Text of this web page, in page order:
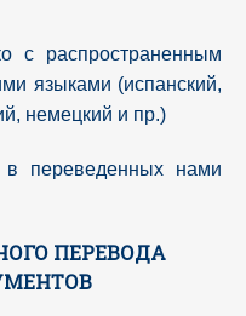
с распространенным
языками (испанский,
немецкий и пр.)
переведенных нами
ПЕРЕВОДА